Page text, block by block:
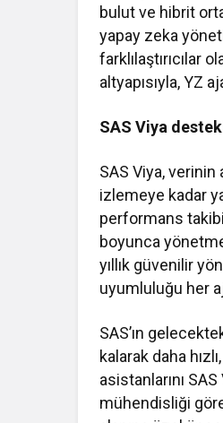
bulut ve hibrit
yapay zeka
farklılaştırıcılar
altyapısıyla, YZ
SAS Viya
SAS Viya,
izlemeye kadar
performans
boyunca
yıllık güvenilir
uyumluluğu her
SAS’ın
kalarak daha
asistanlarını
mühendisliği